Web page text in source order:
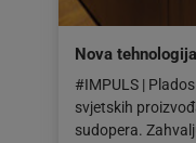
Nova
#IMPULS |
svjetskih
sudopera.